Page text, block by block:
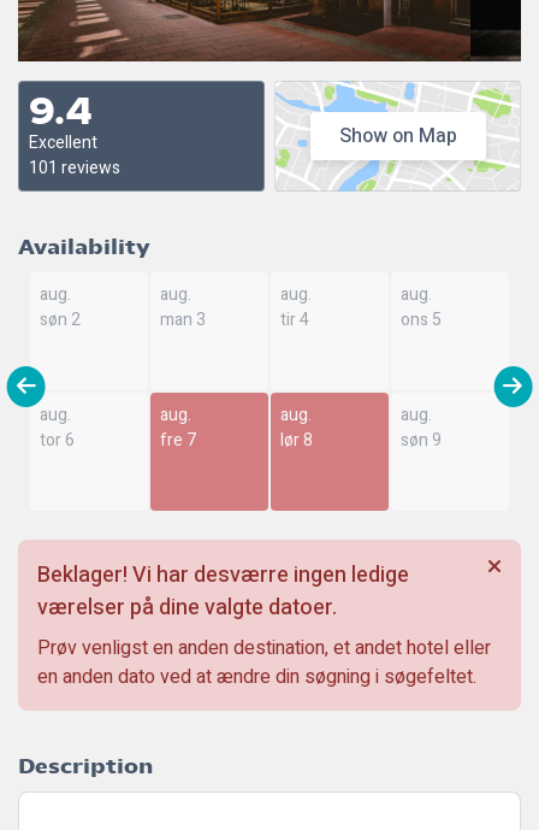
9.4
Excellent
101 reviews
Show on Map
Availability
aug.
søn 2
aug.
man 3
aug.
tir 4
aug.
ons 5
aug.
tor 6
aug.
fre 7
aug.
lør 8
aug.
søn 9
Beklager! Vi har desværre ingen ledige
værelser på dine valgte datoer.
Prøv venligst en anden destination, et andet hotel eller
en anden dato ved at ændre din søgning i søgefeltet.
Description